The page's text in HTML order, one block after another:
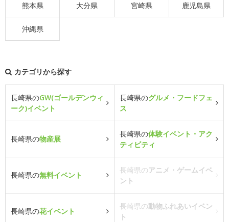
熊本県 大分県 宮崎県 鹿児島県
沖縄県
カテゴリから探す
長崎県のGW(ゴールデンウィ
ーク)イベント
長崎県のグルメ・フードフェ
ス
長崎県の物産展
長崎県の体験イベント・アク
ティビティ
長崎県の無料イベント
長崎県のアニメ・ゲームイベ
ント
長崎県の花イベント
長崎県の動物ふれあいイベン
ト